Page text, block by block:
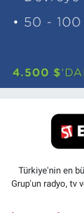
Türkiye'nin en
Grup'un radyo, tv